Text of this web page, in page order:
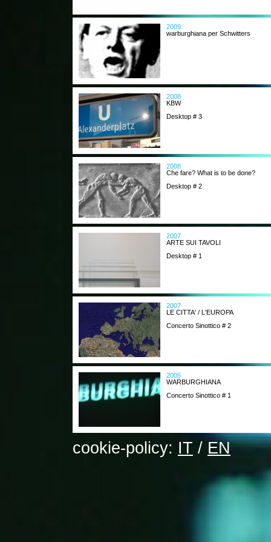
2009
warburghiana per Schwitters
2008
KBW
Desktop # 3
2008
Che fare? What is to be done?
Desktop # 2
2007
ARTE SUI TAVOLI
Desktop # 1
2007
LE CITTA' / L'EUROPA
Concerto Sinottico # 2
2005
WARBURGHIANA
Concerto Sinottico # 1
cookie-policy: IT / EN